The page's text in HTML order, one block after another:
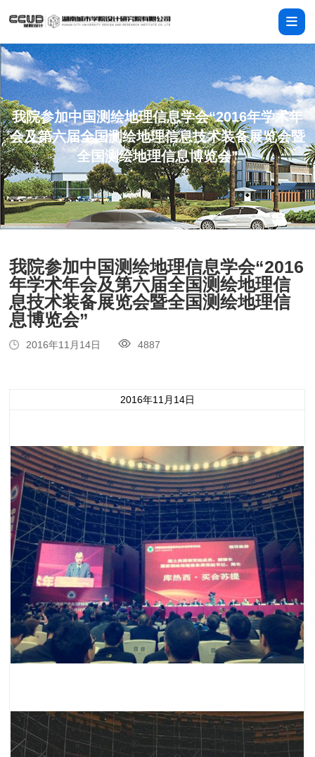
我院参加中国测绘地理信息学会“2016年学术年
会及第六届全国测绘地理信息技术装备展览会暨
全国测绘地理信息博览会”
我院参加中国测绘地理信息学会“2016
年学术年会及第六届全国测绘地理信
息技术装备展览会暨全国测绘地理信
息博览会”
2016年11月14日 4887
2016年11月14日